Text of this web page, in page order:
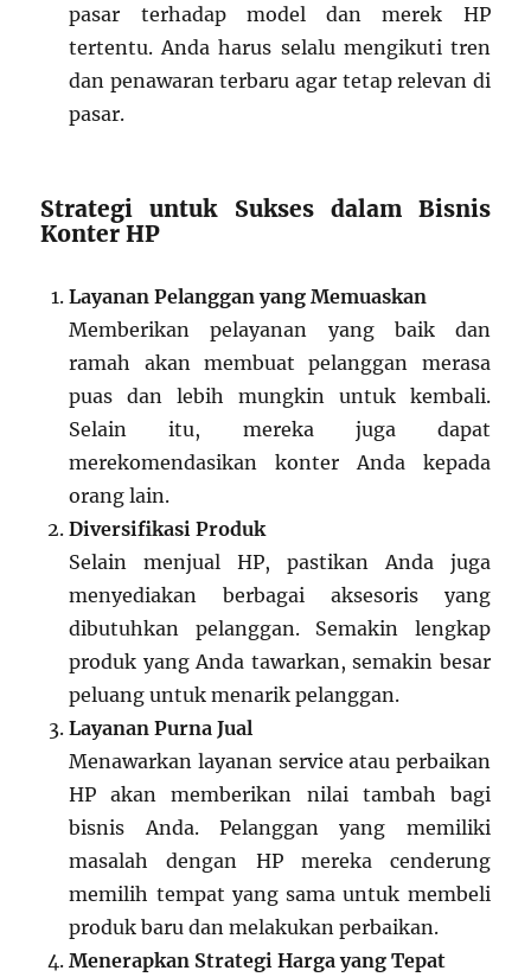
pasar terhadap model dan merek HP
tertentu. Anda harus selalu mengikuti tren
dan penawaran terbaru agar tetap relevan di
pasar.
Strategi untuk Sukses dalam Bisnis
Konter HP
Layanan Pelanggan yang Memuaskan
Memberikan pelayanan yang baik dan
ramah akan membuat pelanggan merasa
puas dan lebih mungkin untuk kembali.
Selain itu, mereka juga dapat
merekomendasikan konter Anda kepada
orang lain.
Diversifikasi Produk
Selain menjual HP, pastikan Anda juga
menyediakan berbagai aksesoris yang
dibutuhkan pelanggan. Semakin lengkap
produk yang Anda tawarkan, semakin besar
peluang untuk menarik pelanggan.
Layanan Purna Jual
Menawarkan layanan service atau perbaikan
HP akan memberikan nilai tambah bagi
bisnis Anda. Pelanggan yang memiliki
masalah dengan HP mereka cenderung
memilih tempat yang sama untuk membeli
produk baru dan melakukan perbaikan.
Menerapkan Strategi Harga yang Tepat